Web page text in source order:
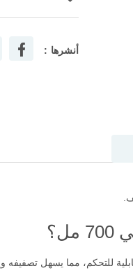
أنشرها :
للتحكم، مما يسهل تصفيفه